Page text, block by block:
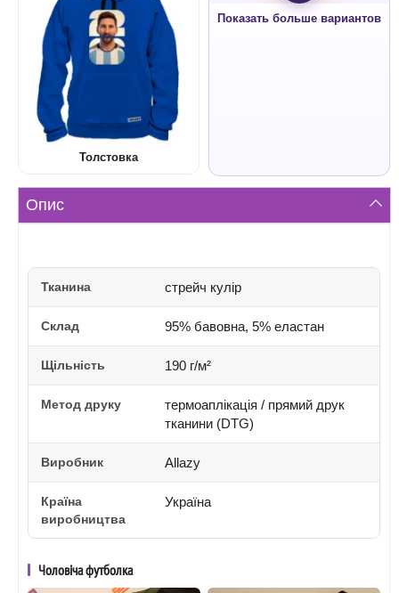
Толстовка
Показать больше вариантов
Опис
Тканина стрейч кулір
Склад 95% бавовна, 5% еластан
Щільність 190 г/м²
Метод друку
термоаплікація / прямий друк
тканини (DTG)
Виробник Allazy
Країна
виробництва
Україна
Чоловіча футболка